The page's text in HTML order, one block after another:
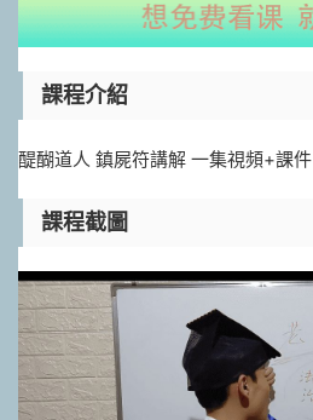
課程介紹
醍醐道人 鎮屍符講解 一集視頻+課件
課程截圖